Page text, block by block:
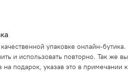
упаковке онлайн-бутика.
и использовать повторно. Так же вы
подарок, указав это в примечании к